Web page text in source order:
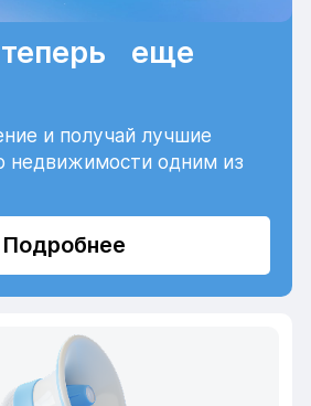
еще
и получай лучшие
недвижимости одним из
Подробнее